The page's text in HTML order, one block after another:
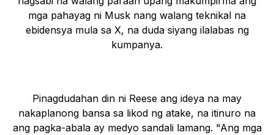
mga pahayag ni Musk nang walang teknikal na
ebidensya mula sa X, na duda siyang ilalabas ng
kumpanya.
Pinagdudahan din ni Reese ang ideya na may
nakaplanong bansa sa likod ng atake, na itinuro na
ang pagka-abala ay medyo sandali lamang. "Ang mga